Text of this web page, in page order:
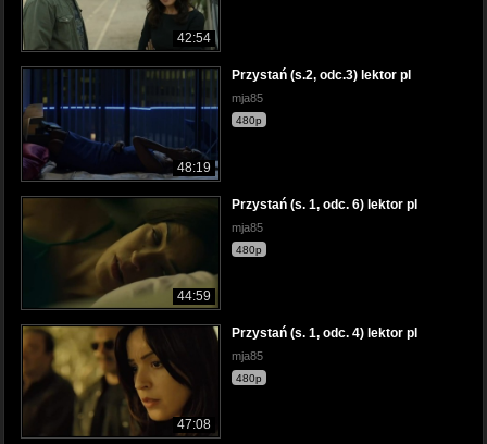
42:54
48:19
Przystań (s.2, odc.3) lektor pl
mja85
480p
44:59
Przystań (s. 1, odc. 6) lektor pl
mja85
480p
47:08
Przystań (s. 1, odc. 4) lektor pl
mja85
480p